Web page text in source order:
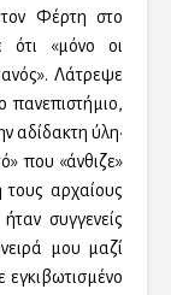
τον Φέρτη στο
«μόνο οι
Λάτρεψε
πανεπιστήμιο,
αδίδακτη ύλη·
που «άνθιζε»
αρχαίους
συγγενείς
μου μαζί
εγκιβωτισμένο